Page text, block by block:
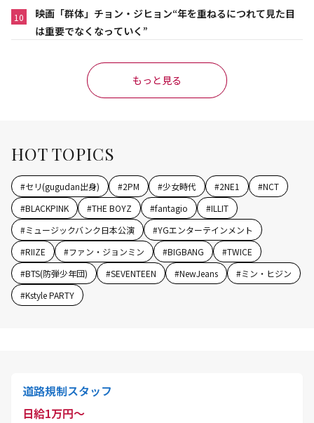
10
映画「群体」チョン・ジヒョン“年を重ねるにつれて見た目
は重要でなくなっていく”
もっと見る
HOT TOPICS
#セリ(gugudan出身) #2PM #少女時代 #2NE1 #NCT
#BLACKPINK #THE BOYZ #fantagio #ILLIT
#ミュージックバンク日本公演 #YGエンターテインメント
#RIIZE #ファン・ジョンミン #BIGBANG #TWICE
#BTS(防弾少年団) #SEVENTEEN #NewJeans #ミン・ヒジン
#Kstyle PARTY
道路規制スタッフ
日給1万円～